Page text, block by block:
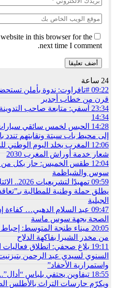
in this browser for the
next time I comment.
24 ساعة
09:22 #تافراوت: ندوة بأملن
قرن من خطاب أجدير
23:34 آسفي: متابعة صاحب
14:34
14:28 الحبس لخمس سائقي
إلى محيط باب سبتة ونقابتهم تندد
12:06 المغرب يخلد اليوم الوطني
شعار خدمة أوراش المغرب 2030
12:04 طقس الخميس: ﺣﺎﺭ بكل من
سوس والشياظمة
09:59
تمهيدًا
يطلق حملة وطنية للمطالبة
الجبلية
09:47 عبد السلام الدهبي… كفاءة
الصحة بجهة سوس ماسة
20:05
من مخدر الشيرا بفاكهة الدلاح
19:11 بلاغ صحفي: انطلاق فعاليات
السنوي لسيدي عبد الرحمن
واستمرارية الأحفاد”
18:55 تيفاوين يحتفي بلباس
ويكرّم حارسات التراث بالأطلس